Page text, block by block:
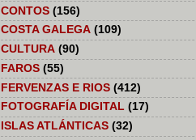
CONTOS (156)
COSTA GALEGA (109)
CULTURA (90)
FAROS (55)
FERVENZAS E RIOS (412)
FOTOGRAFÍA DIGITAL (17)
ISLAS ATLÁNTICAS (32)